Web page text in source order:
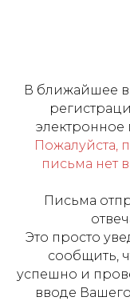
В ближайшее
Пожалуйста,
письма нет
Письма
Это просто
сообщить,
успешно и
вводе